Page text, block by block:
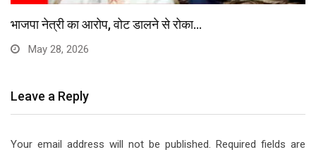
भाजपा नेत्री का आरोप, वोट डालने से रोका…
May 28, 2026
Leave a Reply
Your email address will not be published. Required fields are